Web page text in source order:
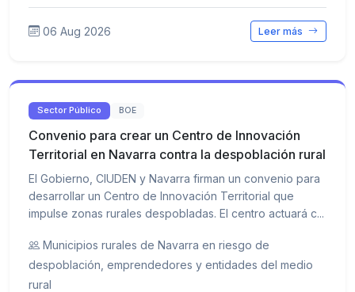
06 Aug 2026 Leer más
Sector Público BOE
Convenio para crear un Centro de Innovación
Territorial en Navarra contra la despoblación rural
El Gobierno, CIUDEN y Navarra firman un convenio para
desarrollar un Centro de Innovación Territorial que
impulse zonas rurales despobladas. El centro actuará c...
Municipios rurales de Navarra en riesgo de
despoblación, emprendedores y entidades del medio
rural